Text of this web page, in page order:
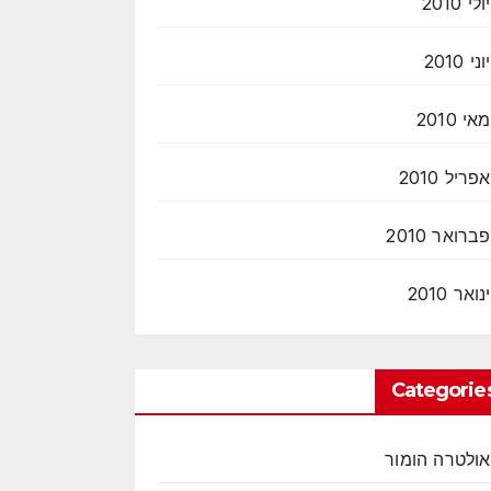
יוני 2010
מאי 2010
אפריל 2010
פברואר 2010
ינואר 2010
אולטרה הומור